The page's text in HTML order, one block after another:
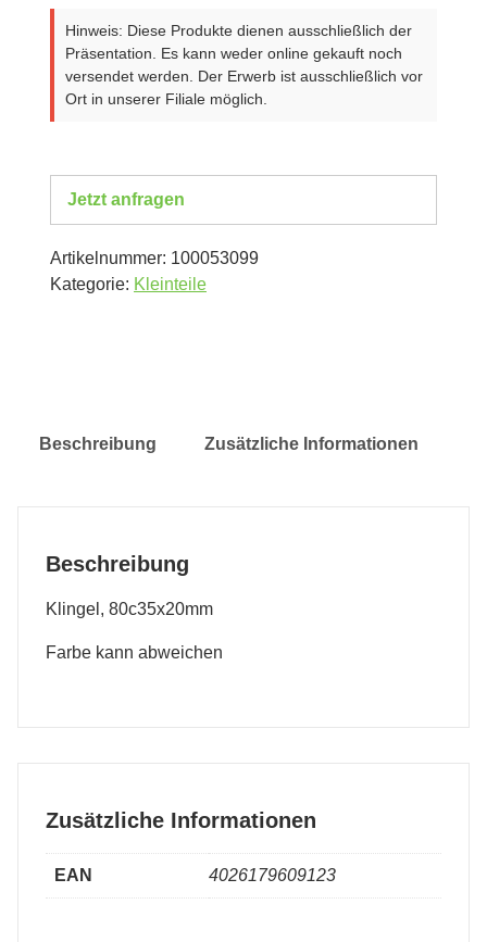
Hinweis: Diese Produkte dienen ausschließlich der
Präsentation. Es kann weder online gekauft noch
versendet werden. Der Erwerb ist ausschließlich vor
Ort in unserer Filiale möglich.
Jetzt anfragen
Artikelnummer: 100053099
Kategorie: Kleinteile
Beschreibung Zusätzliche Informationen
Beschreibung
Klingel, 80c35x20mm
Farbe kann abweichen
Zusätzliche Informationen
EAN 4026179609123